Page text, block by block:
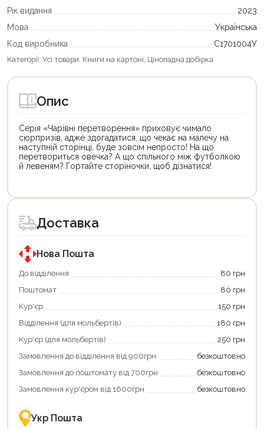
Рік видання
2023
Мова
Українська
Код виробника
С1701004У
Категорії: Усі товари, Книги на картоні, Цінопадна добірка
Опис
Серія «Чарівні перетворення» приховує чимало
сюрпризів, адже здогадатися, що чекає на малечу на
наступній сторінці, буде зовсім непросто! На що
перетвориться овечка? А що спільного між футболкою
й левеням? Гортайте сторіночки, щоб дізнатися!
товар
для
покупки
державною
програмою
єКнига.
Використовуйте
карту
щоб
зекономити
та
отримати
переваги!
картою
єКнига
–
зручно
та
товар
для
покупки
державною
програмою
«Національний
кешбек».
покупку
«Національний
кешбек»
та
отримуйте
повернення
Економте
більше
разом
державною
підтримкою!
Доставка
Нова Пошта
До відділення
80 грн
Поштомат
80 грн
Кур'єр
150 грн
Відділення (для мольбертів)
180 грн
Кур'єр (для мольбертів)
250 грн
Замовлення до відділення від 900грн
безкоштовно
Замовлення до поштомату від 700грн
безкоштовно
Замовлення кур'єром від 1600грн
безкоштовно
Укр Пошта